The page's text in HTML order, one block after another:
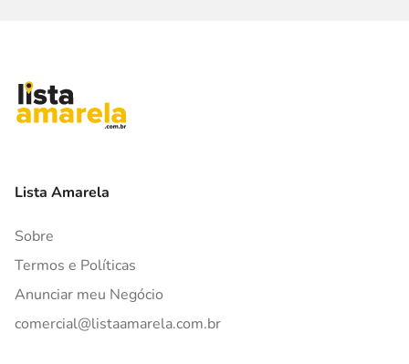
Lista Amarela
Sobre
Termos e Políticas
Anunciar meu Negócio
comercial@listaamarela.com.br